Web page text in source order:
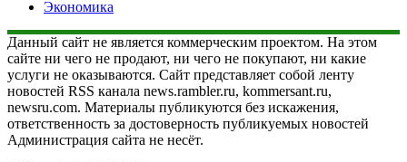
Экономика
Данный сайт не является коммерческим проектом. На этом
сайте ни чего не продают, ни чего не покупают, ни какие
услуги не оказываются. Сайт представляет собой ленту
новостей RSS канала news.rambler.ru, kommersant.ru,
newsru.com. Материалы публикуются без искажения,
ответственность за достоверность публикуемых новостей
Администрация сайта не несёт.